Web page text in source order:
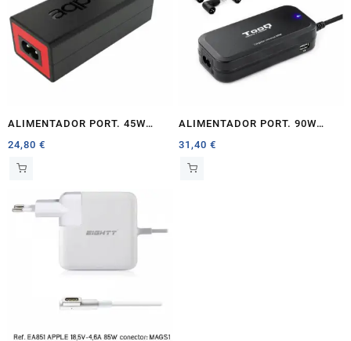
ALIMENTADOR PORT. 45W
APPROX AUTOMATICO 8 TIPS
24,80 €
ALIMENTADOR PORT. 90W
TOOQ AUT O 2 X USB 12
CONECTORES
31,40€